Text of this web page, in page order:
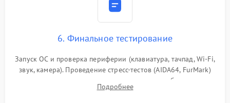
6. Финальное тестирование
Запуск ОС и проверка периферии (клавиатура, тачпад, Wi-Fi,
звук, камера). Проведение стресс-тестов (AIDA64, FurMark)
для контроля температурного режима и стабильности
системы под пиковой нагрузкой.
Подробнее